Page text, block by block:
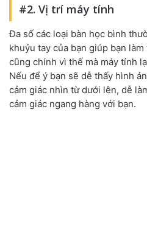
#2. Vị trí máy tính
Đa số các loại bàn học bình
khuỷu tay của bạn giúp bạn
cũng chính vì thế mà máy tính
Nếu để ý bạn sẽ dễ thấy hình
cảm giác nhìn từ dưới lên, dễ
cảm giác ngang hàng với bạn.